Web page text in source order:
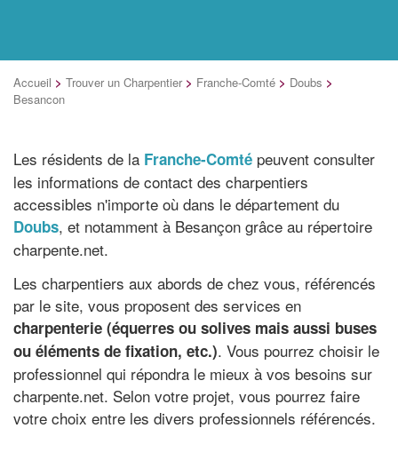
Accueil > Trouver un Charpentier > Franche-Comté > Doubs >
Besancon
Les résidents de la Franche-Comté peuvent consulter
les informations de contact des charpentiers
accessibles n'importe où dans le département du
Doubs, et notamment à Besançon grâce au répertoire
charpente.net.
Les charpentiers aux abords de chez vous, référencés
par le site, vous proposent des services en
charpenterie (équerres ou solives mais aussi buses
ou éléments de fixation, etc.). Vous pourrez choisir le
professionnel qui répondra le mieux à vos besoins sur
charpente.net. Selon votre projet, vous pourrez faire
votre choix entre les divers professionnels référencés.